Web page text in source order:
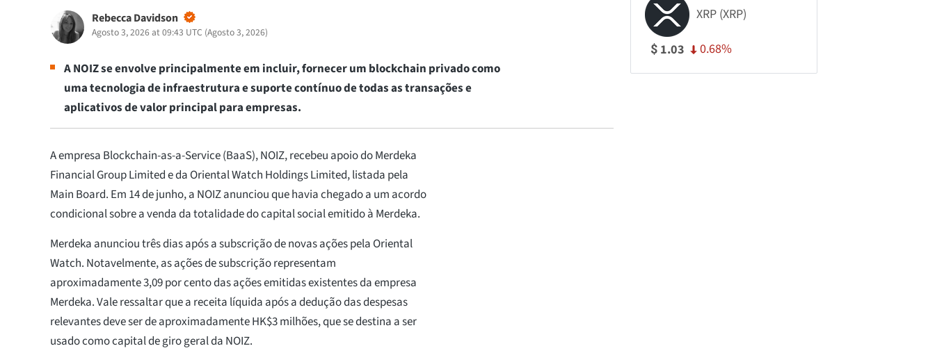
Rebecca Davidson
Agosto 3, 2026 at 09:43 UTC (Agosto 3, 2026)
A NOIZ se envolve principalmente em incluir, fornecer um blockchain privado como
uma tecnologia de infraestrutura e suporte contínuo de todas as transações e
aplicativos de valor principal para empresas.
A empresa Blockchain-as-a-Service (BaaS), NOIZ, recebeu apoio do Merdeka
Financial Group Limited e da Oriental Watch Holdings Limited, listada pela
Main Board. Em 14 de junho, a NOIZ anunciou que havia chegado a um acordo
condicional sobre a venda da totalidade do capital social emitido à Merdeka.
Merdeka anunciou três dias após a subscrição de novas ações pela Oriental
Watch. Notavelmente, as ações de subscrição representam
aproximadamente 3,09 por cento das ações emitidas existentes da empresa
Merdeka. Vale ressaltar que a receita líquida após a dedução das despesas
relevantes deve ser de aproximadamente HK$3 milhões, que se destina a ser
usado como capital de giro geral da NOIZ.
XRP (XRP)
$ 1.03 0.68%